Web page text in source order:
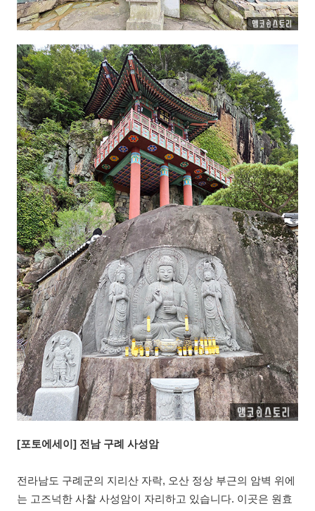
[포토에세이] 전남 구례 사성암
전라남도 구례군의 지리산 자락, 오산 정상 부근의 암벽 위에
는 고즈넉한 사찰 사성암이 자리하고 있습니다. 이곳은 원효